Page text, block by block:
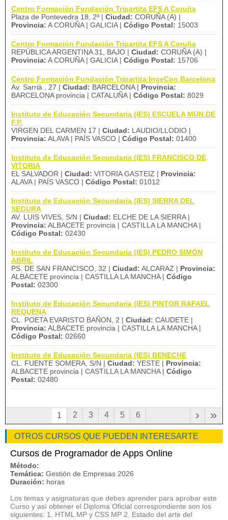
Centro Formación Fundación Tripartita EFS A Coruña
Plaza de Pontevedra 18, 2º | Ciudad: CORUÑA (A) |
Provincia: A CORUÑA | GALICIA | Código Postal: 15003
Centro Formación Fundación Tripartita EFS A Coruña
REPÚBLICA ARGENTINA 31, BAJO | Ciudad: CORUÑA (A) |
Provincia: A CORUÑA | GALICIA | Código Postal: 15706
Centro Formación Fundación Tripartita IngeCon Barcelona
Av. Sarrià , 27 | Ciudad: BARCELONA | Provincia:
BARCELONA provincia | CATALUÑA | Código Postal: 8029
Instituto de Educación Secundaria (IES) ESCUELA MUN.DE
F.P.
VIRGEN DEL CARMEN 17 | Ciudad: LAUDIO/LLODIO |
Provincia: ALAVA | PAÍS VASCO | Código Postal: 01400
Instituto de Educación Secundaria (IES) FRANCISCO DE
VITORIA
EL SALVADOR | Ciudad: VITORIA GASTEIZ | Provincia:
ALAVA | PAÍS VASCO | Código Postal: 01012
Instituto de Educación Secundaria (IES) SIERRA DEL
SEGURA
AV. LUIS VIVES, S/N | Ciudad: ELCHE DE LA SIERRA |
Provincia: ALBACETE provincia | CASTILLA LA MANCHA |
Código Postal: 02430
Instituto de Educación Secundaria (IES) PEDRO SIMÓN
ABRIL
PS. DE SAN FRANCISCO, 32 | Ciudad: ALCARAZ | Provincia:
ALBACETE provincia | CASTILLA LA MANCHA | Código
Postal: 02300
Instituto de Educación Secundaria (IES) PINTOR RAFAEL
REQUENA
CL. POETA EVARISTO BAÑON, 2 | Ciudad: CAUDETE |
Provincia: ALBACETE provincia | CASTILLA LA MANCHA |
Código Postal: 02660
Instituto de Educación Secundaria (IES) BENECHE
CL. FUENTE SOMERA, S/N | Ciudad: YESTE | Provincia:
ALBACETE provincia | CASTILLA LA MANCHA | Código
Postal: 02480
1 2 3 4 5 6 »
›
OTROS CURSOS QUE PUEDEN INTERESARTE
Cursos de Programador de Apps Online
Método:
Temática: Gestión de Empresas 2026
Duración: horas
Los temas y asignaturas que debes aprender para aprobar este
Curso y así obtener el Diploma Oficial correspondiente son los
siguientes: 1. HTML MP y CSS MP 2. Estado del arte del